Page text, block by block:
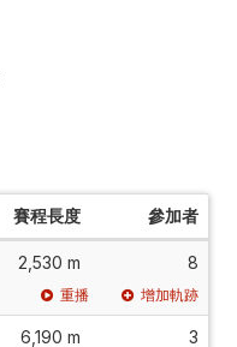
賽程長度 參加者
2,530 m 8
重播 增加軌跡
6,190 m 3